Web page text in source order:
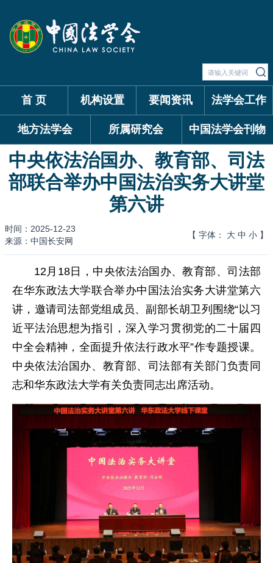
首 页 机构设置 要闻资讯 法学会工作
地方法学会 所属研究会 中国法学会刊物
中央依法治国办、教育部、司法
部联合举办中国法治实务大讲堂
第六讲
时间：2025-12-23
来源：中国长安网
【 字体： 大 中 小 】
12月18日，中央依法治国办、教育部、司法部
在华东政法大学联合举办中国法治实务大讲堂第六
讲，邀请司法部党组成员、副部长胡卫列围绕“以习
近平法治思想为指引，深入学习贯彻党的二十届四
中全会精神，全面提升依法行政水平”作专题授课。
中央依法治国办、教育部、司法部有关部门负责同
志和华东政法大学有关负责同志出席活动。